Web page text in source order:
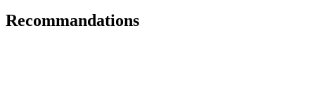
Recommandations